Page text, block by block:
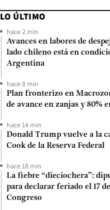
LO ÚLTIMO
hace 2 min
Avances en labores de
lado chileno está en
Argentina
hace 8 min
Plan fronterizo en
de avance en zanjas y 80%
hace 14 min
Donald Trump vuelve a la
Cook de la Reserva Federal
hace 18 min
La fiebre “dieciochera”:
para declarar feriado el 17
Congreso